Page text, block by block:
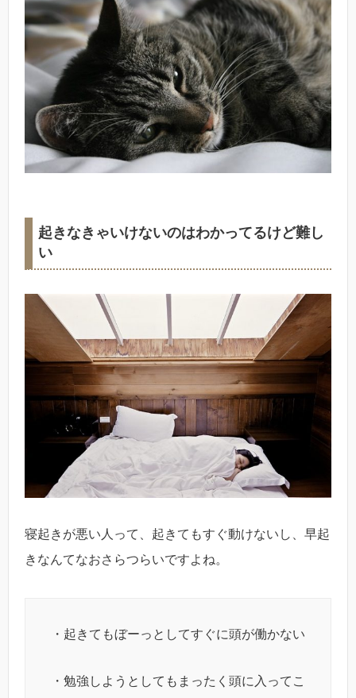
起きなきゃいけないのはわかってるけど難し
い
寝起きが悪い人って、起きてもすぐ動けないし、早起
きなんてなおさらつらいですよね。
・起きてもぼーっとしてすぐに頭が働かない
・勉強しようとしてもまったく頭に入ってこ